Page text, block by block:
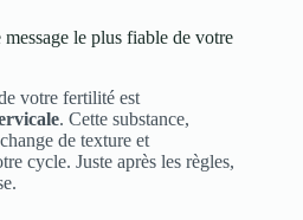
le plus fiable de votre
votre fertilité est
. Cette substance,
de texture et
cycle. Juste après les règles,